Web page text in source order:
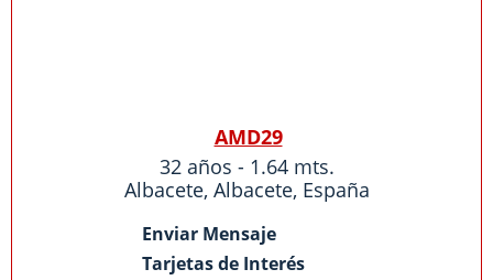
AMD29
32 años - 1.64 mts.
Albacete, Albacete, España
Enviar Mensaje
Tarjetas de Interés